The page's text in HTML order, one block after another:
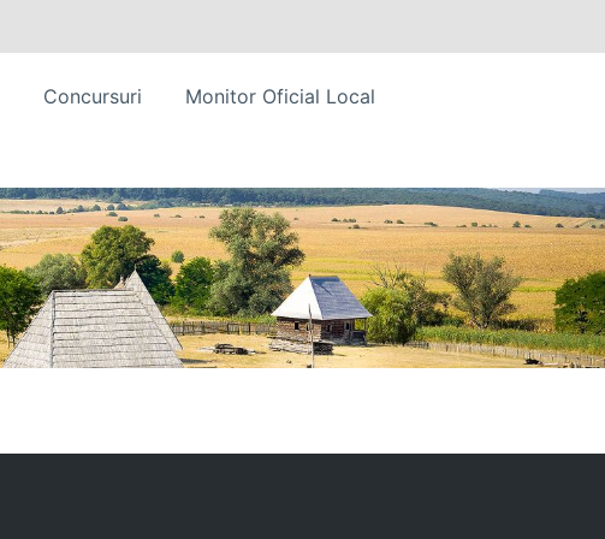
Concursuri
Monitor Oficial Local